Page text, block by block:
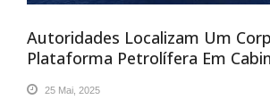
Autoridades Localizam Um
Plataforma Petrolífera Em
25 Mai, 2025